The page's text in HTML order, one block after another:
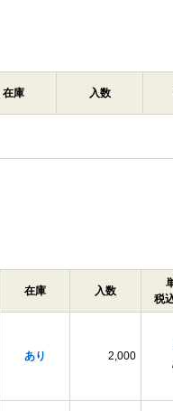
在庫 入数
在庫 入数
税
あり 2,000